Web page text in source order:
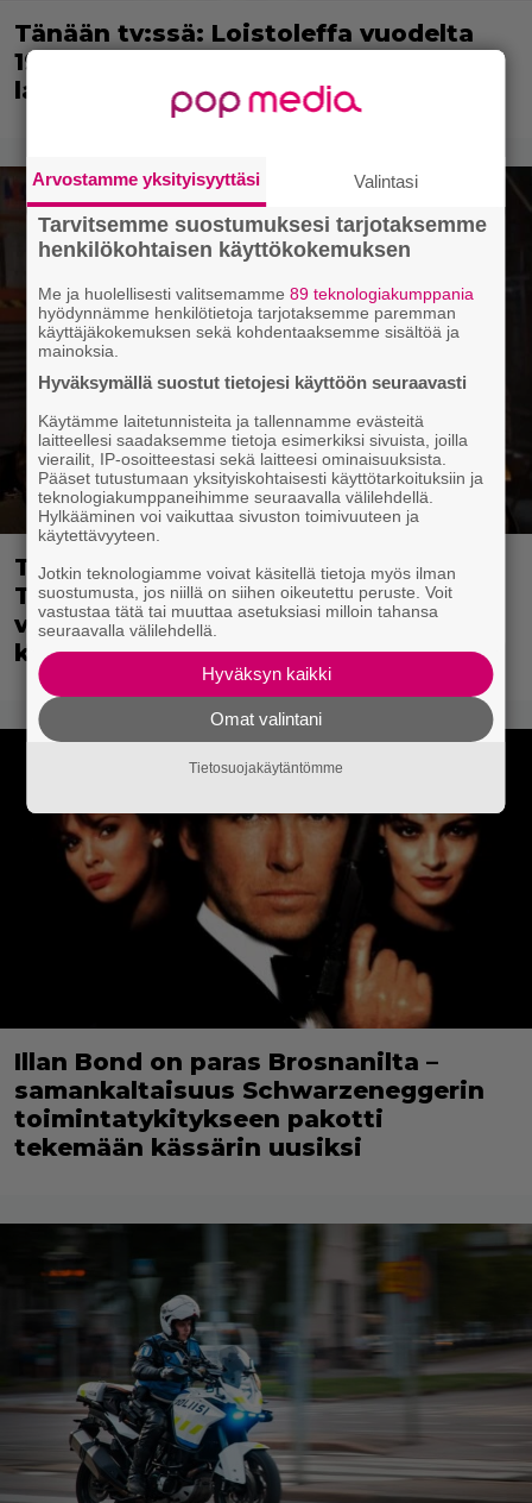
Tänään tv:ssä: Loistoleffa vuodelta
1999 – Stephen King ja Tom Hanks
laadun takeina
Tänään tv:ssä: Steven Spielbergin ja
Tom Cruisen kaveruus loppui 21
vuotta sitten – Syynä Cruisen nolo
käytös
Illan Bond on paras Brosnanilta –
samankaltaisuus Schwarzeneggerin
toimintatykitykseen pakotti
tekemään kässärin uusiksi
Arvostamme yksityisyyttäsi Valintasi
Tarvitsemme suostumuksesi tarjotaksemme
henkilökohtaisen käyttökokemuksen
Me ja huolellisesti valitsemamme89 teknologiakumppania
hyödynnämme henkilötietoja tarjotaksemme paremman
käyttäjäkokemuksen sekä kohdentaaksemme sisältöä ja
mainoksia.
Hyväksymällä suostut tietojesi käyttöön seuraavasti
Käytämme laitetunnisteita ja tallennamme evästeitä
laitteellesi saadaksemme tietoja esimerkiksi sivuista, joilla
vierailit, IP-osoitteestasi sekä laitteesi ominaisuuksista.
Pääset tutustumaan yksityiskohtaisesti käyttötarkoituksiin ja
teknologiakumppaneihimme seuraavalla välilehdellä.
Hylkääminen voi vaikuttaa sivuston toimivuuteen ja
käytettävyyteen.
Jotkin teknologiamme voivat käsitellä tietoja myös ilman
suostumusta, jos niillä on siihen oikeutettu peruste. Voit
vastustaa tätä tai muuttaa asetuksiasi milloin tahansa
seuraavalla välilehdellä.
Hyväksyn kaikki
Omat valintani
Tietosuojakäytäntömme